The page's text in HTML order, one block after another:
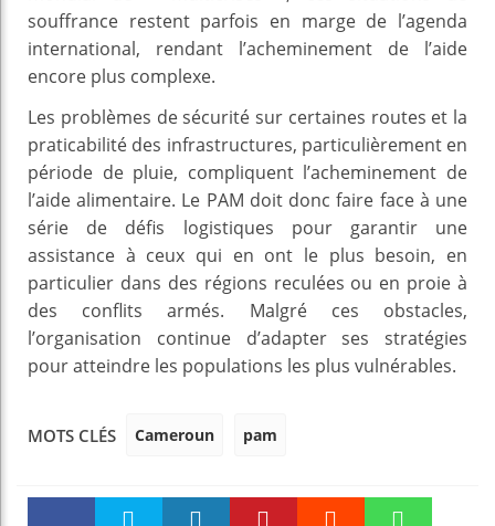
souffrance restent parfois en marge de l’agenda
international, rendant l’acheminement de l’aide
encore plus complexe.
Les problèmes de sécurité sur certaines routes et la
praticabilité des infrastructures, particulièrement en
période de pluie, compliquent l’acheminement de
l’aide alimentaire. Le PAM doit donc faire face à une
série de défis logistiques pour garantir une
assistance à ceux qui en ont le plus besoin, en
particulier dans des régions reculées ou en proie à
des conflits armés. Malgré ces obstacles,
l’organisation continue d’adapter ses stratégies
pour atteindre les populations les plus vulnérables.
MOTS CLÉS Cameroun pam